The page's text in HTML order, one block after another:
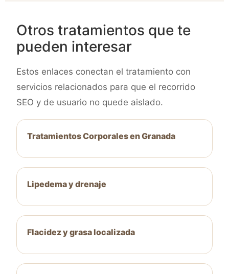
Otros tratamientos que te
pueden interesar
Estos enlaces conectan el tratamiento con
servicios relacionados para que el recorrido
SEO y de usuario no quede aislado.
Tratamientos Corporales en Granada
Lipedema y drenaje
Flacidez y grasa localizada